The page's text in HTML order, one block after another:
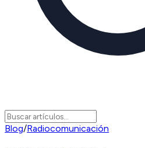
Blog/Radiocomunicación